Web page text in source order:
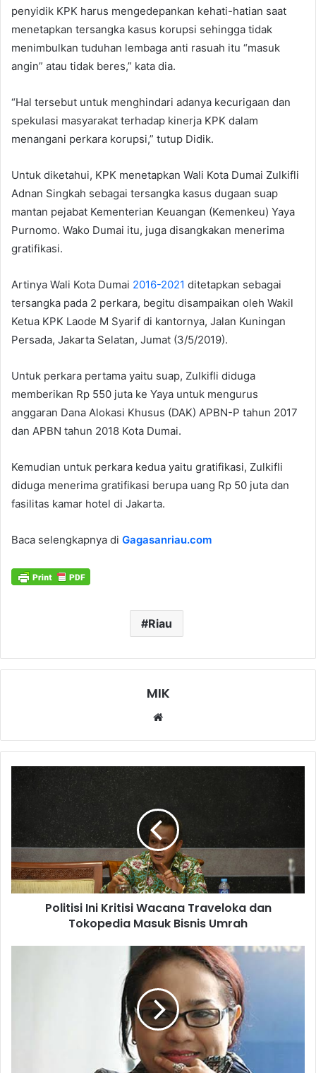
penyidik KPK harus mengedepankan kehati-hatian saat
menetapkan tersangka kasus korupsi sehingga tidak
menimbulkan tuduhan lembaga anti rasuah itu “masuk
angin” atau tidak beres,” kata dia.
“Hal tersebut untuk menghindari adanya kecurigaan dan
spekulasi masyarakat terhadap kinerja KPK dalam
menangani perkara korupsi,” tutup Didik.
Untuk diketahui, KPK menetapkan Wali Kota Dumai Zulkifli
Adnan Singkah sebagai tersangka kasus dugaan suap
mantan pejabat Kementerian Keuangan (Kemenkeu) Yaya
Purnomo. Wako Dumai itu, juga disangkakan menerima
gratifikasi.
Artinya Wali Kota Dumai 2016-2021 ditetapkan sebagai
tersangka pada 2 perkara, begitu disampaikan oleh Wakil
Ketua KPK Laode M Syarif di kantornya, Jalan Kuningan
Persada, Jakarta Selatan, Jumat (3/5/2019).
Untuk perkara pertama yaitu suap, Zulkifli diduga
memberikan Rp 550 juta ke Yaya untuk mengurus
anggaran Dana Alokasi Khusus (DAK) APBN-P tahun 2017
dan APBN tahun 2018 Kota Dumai.
Kemudian untuk perkara kedua yaitu gratifikasi, Zulkifli
diduga menerima gratifikasi berupa uang Rp 50 juta dan
fasilitas kamar hotel di Jakarta.
Baca selengkapnya di Gagasanriau.com
Riau
MIK
Politisi Ini Kritisi Wacana Traveloka dan
Tokopedia Masuk Bisnis Umrah